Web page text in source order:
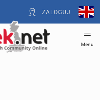
ZALOGUJ
Menu